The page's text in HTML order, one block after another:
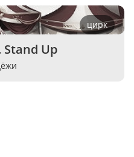
цирк
Up